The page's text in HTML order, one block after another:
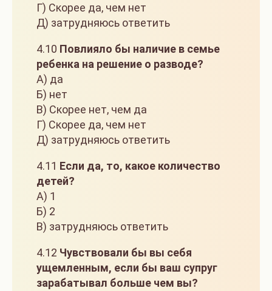
Г) Скорее да, чем нет
Д) затрудняюсь ответить
4.10 Повлияло бы наличие в семье
ребенка на решение о разводе?
А) да
Б) нет
В) Скорее нет, чем да
Г) Скорее да, чем нет
Д) затрудняюсь ответить
4.11 Если да, то, какое количество
детей?
А) 1
Б) 2
В) затрудняюсь ответить
4.12 Чувствовали бы вы себя
ущемленным, если бы ваш супруг
зарабатывал больше чем вы?